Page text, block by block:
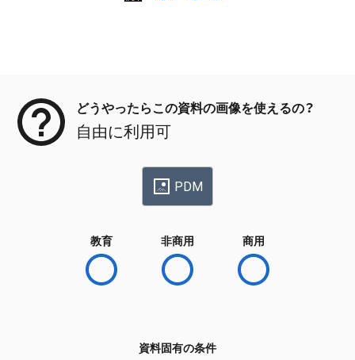
どうやったらこの資料の画像を使えるの？
自由に利用可
PDM
教育 非商用 商用
資料固有の条件